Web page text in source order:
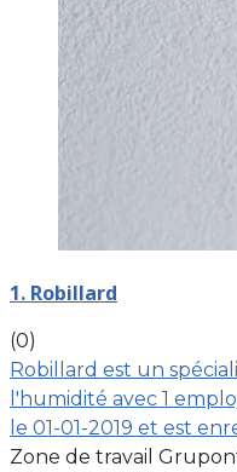
1. Robillard
(0)
Robillard est un
l'humidité avec 1
le 01-01-2019 et est
Zone de travail